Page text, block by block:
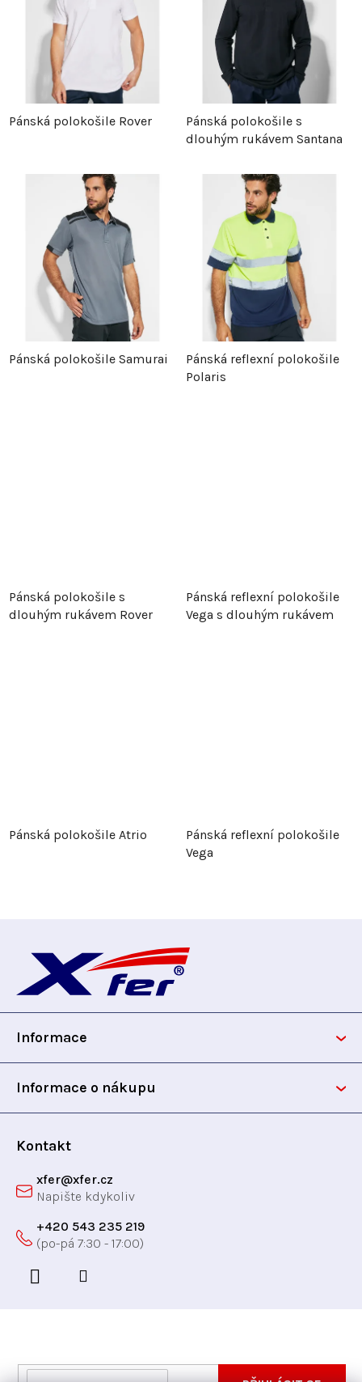
Pánská polokošile Rover
Pánská polokošile s
dlouhým rukávem Santana
Pánská polokošile Samurai
Pánská reflexní polokošile
Polaris
Pánská polokošile s
dlouhým rukávem Rover
Pánská reflexní polokošile
Vega s dlouhým rukávem
Pánská polokošile Atrio
Pánská reflexní polokošile
Vega
p
Informace
Informace o nákupu
Kontakt
xfer@xfer.cz
+420 543 235 219
Vložte svůj e-mail a my vám budeme zasílat informace
E-